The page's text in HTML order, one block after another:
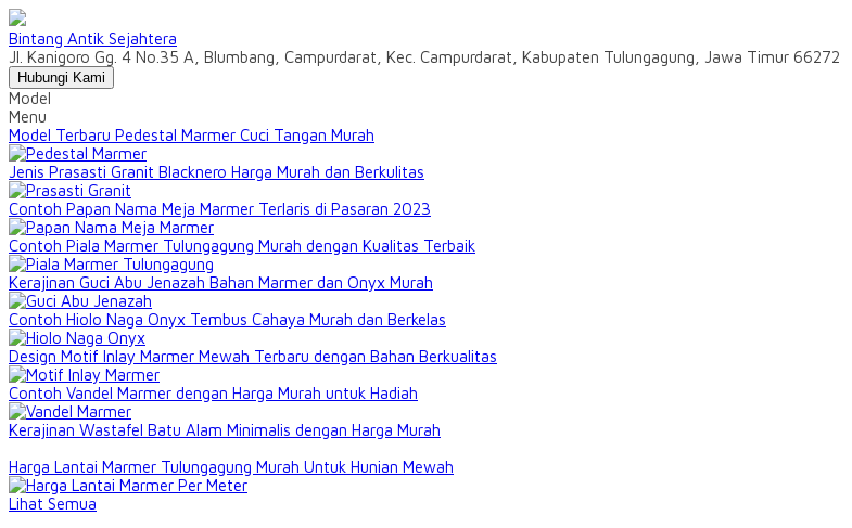
Bintang Antik Sejahtera
Jl. Kanigoro Gg. 4 No.35 A, Blumbang, Campurdarat, Kec. Campurdarat, Kabupaten Tulungagung, Jawa Timur 66272
Hubungi Kami
Model
Menu
Model Terbaru Pedestal Marmer Cuci Tangan Murah
Jenis Prasasti Granit Blacknero Harga Murah dan Berkulitas
Contoh Papan Nama Meja Marmer Terlaris di Pasaran 2023
Contoh Piala Marmer Tulungagung Murah dengan Kualitas Terbaik
Kerajinan Guci Abu Jenazah Bahan Marmer dan Onyx Murah
Contoh Hiolo Naga Onyx Tembus Cahaya Murah dan Berkelas
Design Motif Inlay Marmer Mewah Terbaru dengan Bahan Berkualitas
Contoh Vandel Marmer dengan Harga Murah untuk Hadiah
Kerajinan Wastafel Batu Alam Minimalis dengan Harga Murah
Harga Lantai Marmer Tulungagung Murah Untuk Hunian Mewah
Lihat Semua